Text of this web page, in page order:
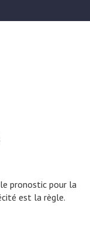
pronostic pour la
est la règle.